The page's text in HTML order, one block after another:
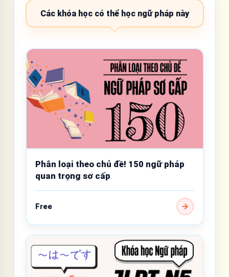
Các khóa học có thể học ngữ pháp này
Phân loại theo chủ đề! 150 ngữ pháp
quan trọng sơ cấp
Free